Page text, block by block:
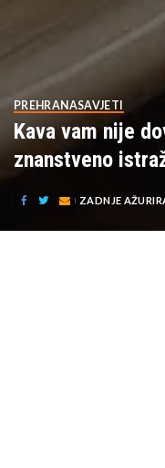
PREHRANASAVJETI
Kava vam nije
znanstveno
ZADNJE